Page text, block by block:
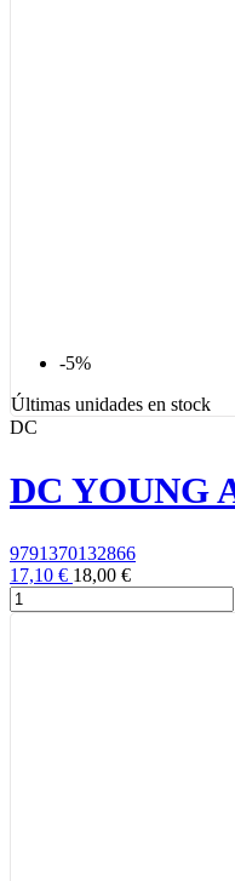
-5%
Últimas unidades en stock
DC
DC YOUNG
9791370132866
17,10 € 18,00 €